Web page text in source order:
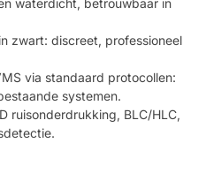
zwart: discreet, professioneel
via standaard protocollen:
systemen.
ruisonderdrukking, BLC/HLC,